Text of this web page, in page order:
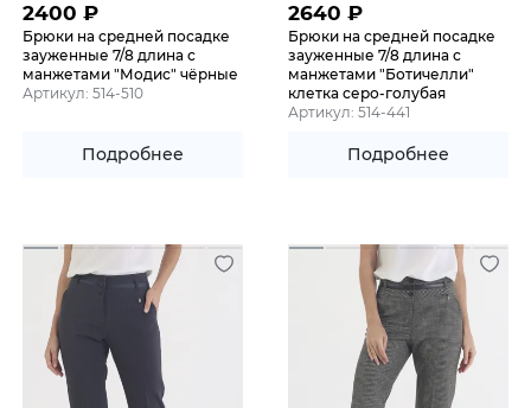
2400 ₽
Брюки на средней посадке
зауженные 7/8 длина с
манжетами "Модис" чёрные
Артикул: 514-510
Подробнее
2640 ₽
Брюки на средней посадке
зауженные 7/8 длина с
манжетами "Ботичелли"
клетка серо-голубая
Артикул: 514-441
Подробнее